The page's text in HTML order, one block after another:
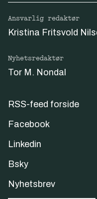
Ansvarlig redaktør
Kristina Fritsvold
Nyhetsredaktør
Tor M. Nondal
RSS-feed forside
Facebook
Linkedin
Bsky
Nyhetsbrev